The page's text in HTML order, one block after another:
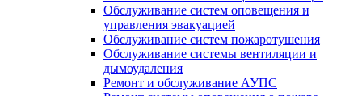
Обслуживание систем оповещения и
управления эвакуацией
Обслуживание систем пожаротушения
Обслуживание системы вентиляции и
дымоудаления
Ремонт и обслуживание АУПС